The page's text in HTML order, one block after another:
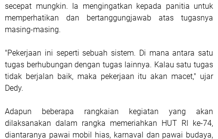
secepat mungkin. Ia mengingatkan kepada panitia untuk
memperhatikan dan bertanggungjawab atas tugasnya
masing-masing.
"Pekerjaan ini seperti sebuah sistem. Di mana antara satu
tugas berhubungan dengan tugas lainnya. Kalau satu tugas
tidak berjalan baik, maka pekerjaan itu akan macet," ujar
Dedy.
Adapun beberapa rangkaian kegiatan yang akan
dilaksanakan dalam rangka memeriahkan HUT RI ke-74,
diantaranya pawai mobil hias, karnaval dan pawai budaya,